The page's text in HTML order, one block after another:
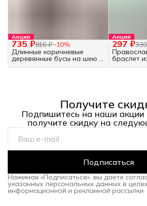
Акция
735 ₽816 ₽−10%
Длинные коричневые
деревянные бусы на шею -
Акция
297 ₽
браслет
Получите
Подпишитесь на наши акции
получите скидку на
Подписаться
Нажимая «Подписаться», вы даете
указанных персональных данных в
информационной и рекламной рассылки